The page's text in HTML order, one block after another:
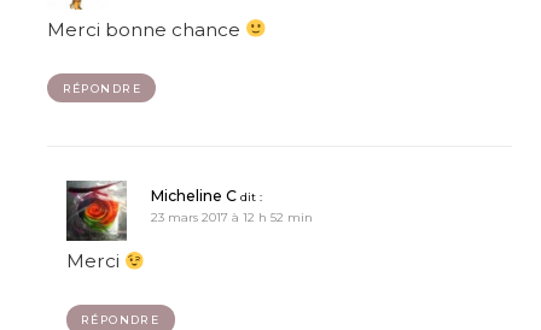
Merci bonne chance
RÉPONDRE
Micheline C dit :
23 mars 2017 à 12 h 52 min
Merci
RÉPONDRE